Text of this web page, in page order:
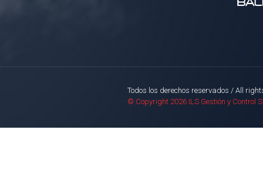
Todos los derechos reservados / All
© Copyright 2026 ILS Gestión y Control